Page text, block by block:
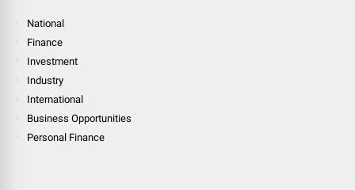
National
Finance
Investment
Industry
International
Business Opportunities
Personal Finance